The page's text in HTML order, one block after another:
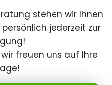
stehen wir Ihnen
jederzeit zur
freuen uns auf Ihre